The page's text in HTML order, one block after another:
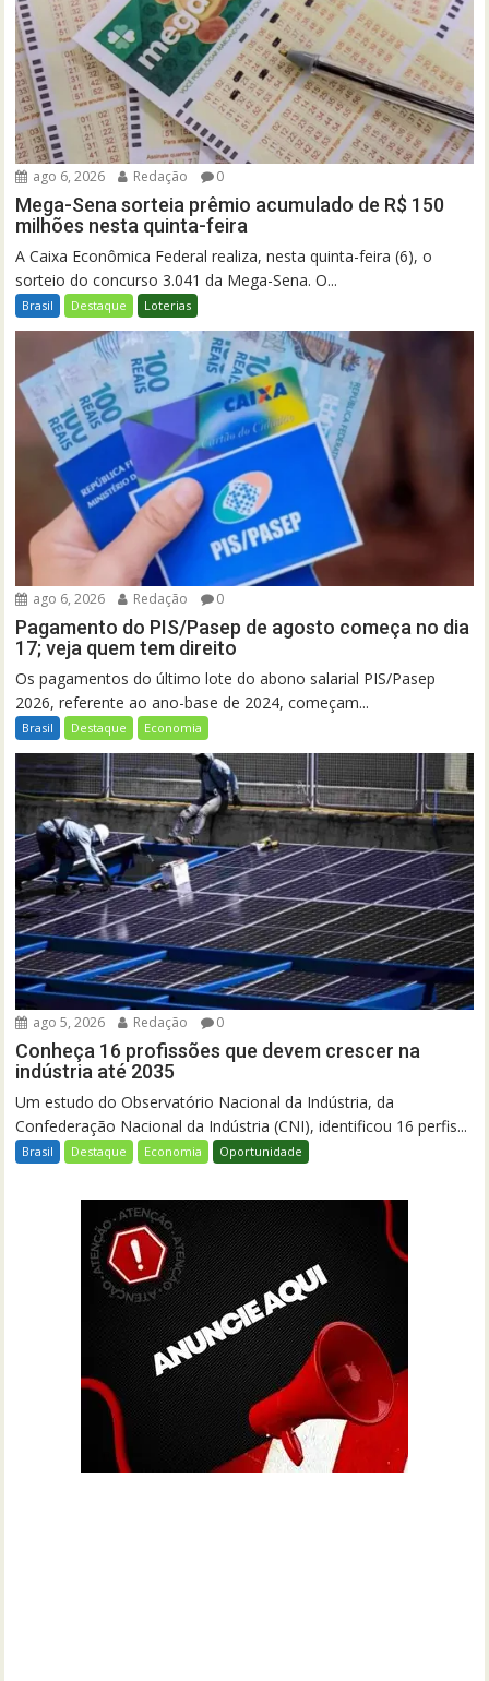
ago 6, 2026 Redação 0
Mega-Sena sorteia prêmio acumulado de R$ 150
milhões nesta quinta-feira
A Caixa Econômica Federal realiza, nesta quinta-feira (6), o
sorteio do concurso 3.041 da Mega-Sena. O...
Brasil Destaque Loterias
ago 6, 2026 Redação 0
Pagamento do PIS/Pasep de agosto começa no dia
17; veja quem tem direito
Os pagamentos do último lote do abono salarial PIS/Pasep
2026, referente ao ano-base de 2024, começam...
Brasil Destaque Economia
ago 5, 2026 Redação 0
Conheça 16 profissões que devem crescer na
indústria até 2035
Um estudo do Observatório Nacional da Indústria, da
Confederação Nacional da Indústria (CNI), identificou 16 perfis...
Brasil Destaque Economia Oportunidade